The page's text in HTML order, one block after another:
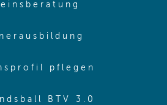
pflegen
BTV 3.0